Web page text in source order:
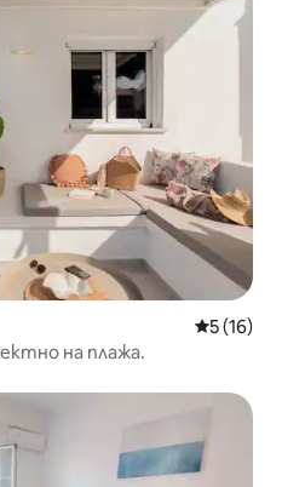
Средна
5 (16)
на плажа.